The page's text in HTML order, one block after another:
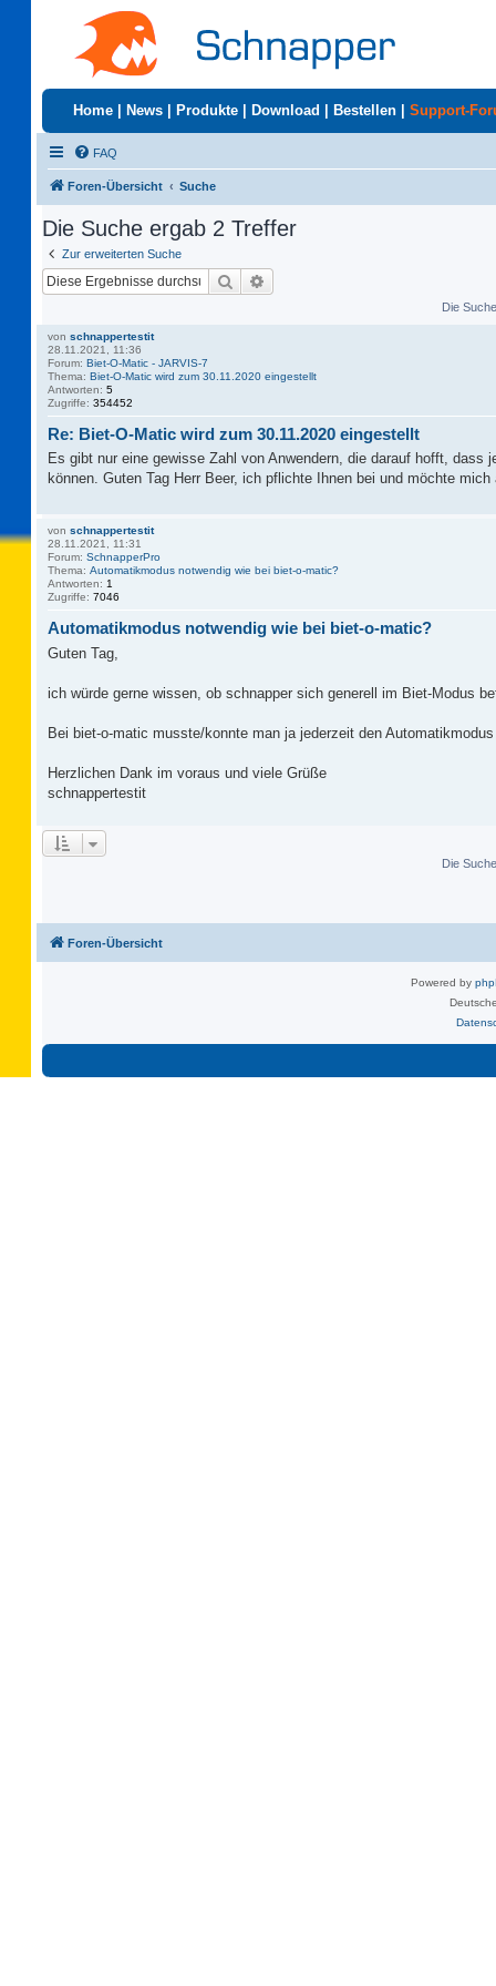
Home News Produkte Download Bestellen Support-
FAQ
Foren-Übersicht Suche
Die Suche ergab 2 Treffer
Zur erweiterten Suche
Suche
Die
von schnappertestit
28.11.2021, 11:36
Forum: Biet-O-Matic - JARVIS-7
Thema: Biet-O-Matic wird zum 30.11.2020 eingestellt
Antworten: 5
Zugriffe: 354452
Re: Biet-O-Matic wird zum 30.11.2020 eingestellt
Es gibt nur eine gewisse Zahl von Anwendern, die darauf hofft,
können. Guten Tag Herr Beer, ich pflichte Ihnen bei und möchte
von schnappertestit
28.11.2021, 11:31
Forum: SchnapperPro
Thema: Automatikmodus notwendig wie bei biet-o-matic?
Antworten: 1
Zugriffe: 7046
Automatikmodus notwendig wie bei biet-o-matic?
Guten Tag,
ich würde gerne wissen, ob schnapper sich generell im Biet-Modus
Bei biet-o-matic musste/konnte man ja jederzeit den
Herzlichen Dank im voraus und viele Grüße
schnappertestit
Die
Foren-Übersicht
Powered by